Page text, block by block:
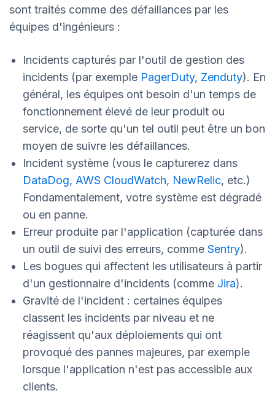
sont traités comme des défaillances par les
équipes d'ingénieurs :
Incidents capturés par l'outil de gestion des
incidents (par exemple PagerDuty, Zenduty). En
général, les équipes ont besoin d'un temps de
fonctionnement élevé de leur produit ou
service, de sorte qu'un tel outil peut être un bon
moyen de suivre les défaillances.
Incident système (vous le capturerez dans
DataDog, AWS CloudWatch, NewRelic, etc.)
Fondamentalement, votre système est dégradé
ou en panne.
Erreur produite par l'application (capturée dans
un outil de suivi des erreurs, comme Sentry).
Les bogues qui affectent les utilisateurs à partir
d'un gestionnaire d'incidents (comme Jira).
Gravité de l'incident : certaines équipes
classent les incidents par niveau et ne
réagissent qu'aux déploiements qui ont
provoqué des pannes majeures, par exemple
lorsque l'application n'est pas accessible aux
clients.